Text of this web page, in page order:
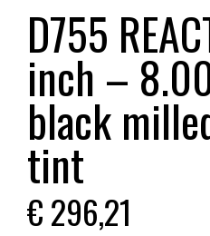
D755
inch –
black
tint
€296,21